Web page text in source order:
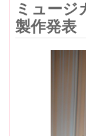
ミュージ
製作発表